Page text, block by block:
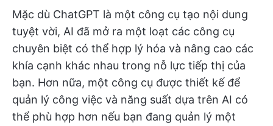
Mặc dù ChatGPT là một công cụ tạo nội dung
tuyệt vời, AI đã mở ra một loạt các công cụ
chuyên biệt có thể hợp lý hóa và nâng cao các
khía cạnh khác nhau trong nỗ lực tiếp thị của
bạn. Hơn nữa, một công cụ được thiết kế để
quản lý công việc và năng suất dựa trên AI có
thể phù hợp hơn nếu bạn đang quản lý một